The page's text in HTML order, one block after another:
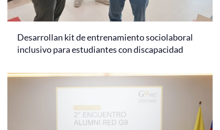
Desarrollan kit de entrenamiento sociolaboral
inclusivo para estudiantes con discapacidad